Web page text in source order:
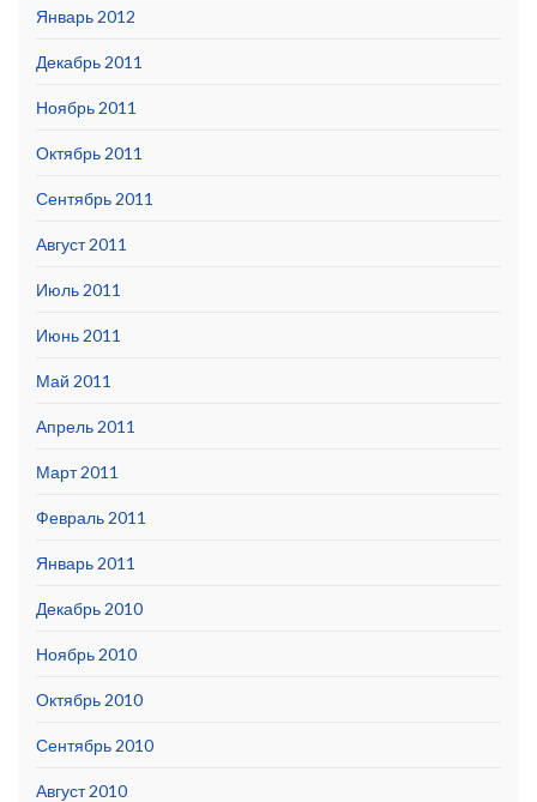
Январь 2012
Декабрь 2011
Ноябрь 2011
Октябрь 2011
Сентябрь 2011
Август 2011
Июль 2011
Июнь 2011
Май 2011
Апрель 2011
Март 2011
Февраль 2011
Январь 2011
Декабрь 2010
Ноябрь 2010
Октябрь 2010
Сентябрь 2010
Август 2010